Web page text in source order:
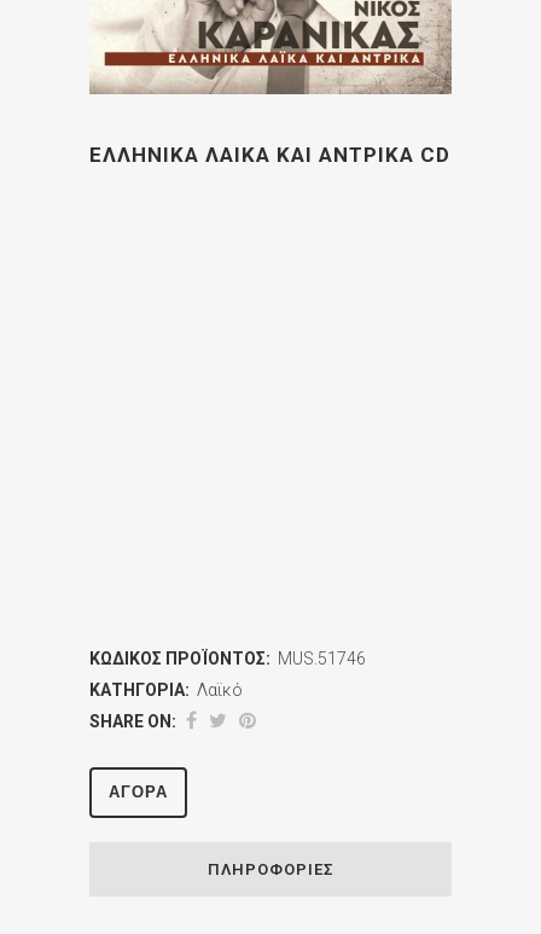
ΕΛΛΗΝΙΚΑ ΛΑΙΚΑ ΚΑΙ ΑΝΤΡΙΚΑ CD
ΚΩΔΙΚΌΣ ΠΡΟΪΌΝΤΟΣ: MUS.51746
ΚΑΤΗΓΟΡΊΑ: Λαϊκό
SHARE ON:
ΑΓΟΡΆ
ΠΛΗΡΟΦΟΡΊΕΣ